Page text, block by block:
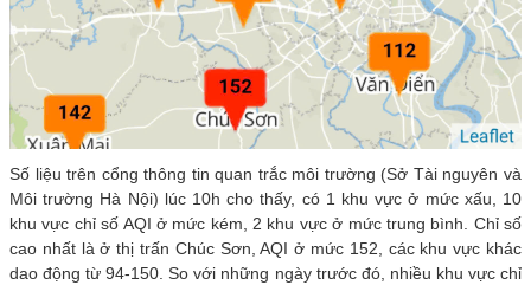
Số liệu trên cổng thông tin quan trắc môi trường (Sở Tài nguyên và
Môi trường Hà Nội) lúc 10h cho thấy, có 1 khu vực ở mức xấu, 10
khu vực chỉ số AQI ở mức kém, 2 khu vực ở mức trung bình. Chỉ số
cao nhất là ở thị trấn Chúc Sơn, AQI ở mức 152, các khu vực khác
dao động từ 94-150. So với những ngày trước đó, nhiều khu vực chỉ